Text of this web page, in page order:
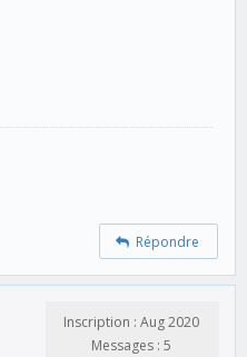
Répondre
Inscription : Aug 2020
Messages : 5